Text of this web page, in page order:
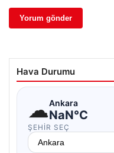
Hava Durumu
☁Ankara
NaN°C
ŞEHIR SEÇ